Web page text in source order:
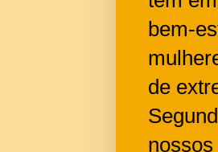
bem-
de